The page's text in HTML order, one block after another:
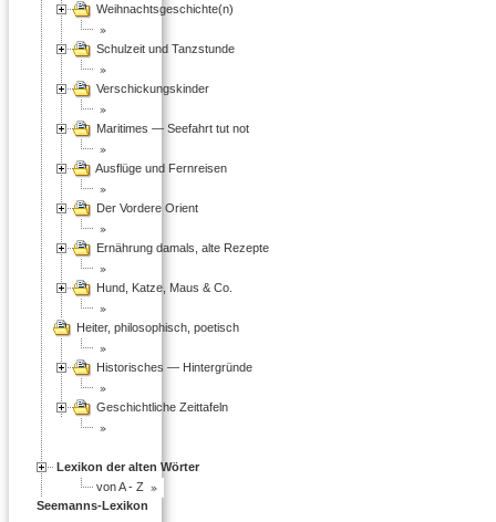
Weihnachtsgeschichte(n)
Schulzeit und Tanzstunde
Verschickungskinder
Maritimes — Seefahrt tut not
Ausflüge und Fernreisen
Der Vordere Orient
Ernährung damals, alte Rezepte
Hund, Katze, Maus & Co.
Heiter, philosophisch, poetisch
Historisches — Hintergründe
Geschichtliche Zeittafeln
Lexikon der alten Wörter
von A - Z
Seemanns-Lexikon